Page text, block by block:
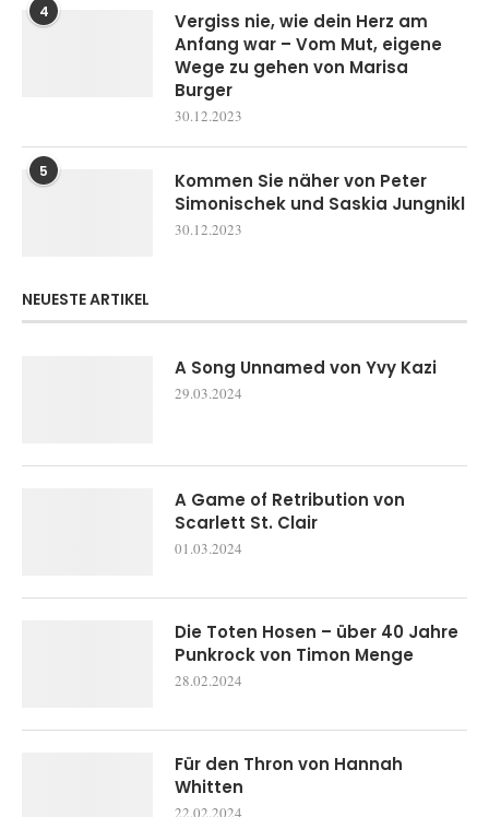
4
Vergiss nie, wie dein Herz am
Anfang war – Vom Mut, eigene
Wege zu gehen von Marisa
Burger
30.12.2023
5
Kommen Sie näher von Peter
Simonischek und Saskia Jungnikl
30.12.2023
NEUESTE ARTIKEL
A Song Unnamed von Yvy Kazi
29.03.2024
A Game of Retribution von
Scarlett St. Clair
01.03.2024
Die Toten Hosen – über 40 Jahre
Punkrock von Timon Menge
28.02.2024
Für den Thron von Hannah
Whitten
22.02.2024